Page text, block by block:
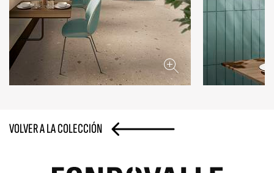
VOLVER A LA COLECCIÓN